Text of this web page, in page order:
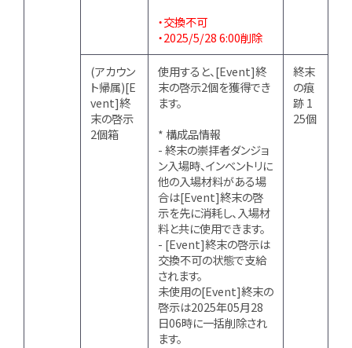
・交換不可
・2025/5/28 6:00削除
(アカウン
ト帰属)[E
vent]終
末の啓示
2個箱
使用すると、[Event]終
末の啓示2個を獲得でき
ます。
* 構成品情報
- 終末の崇拝者ダンジョ
ン入場時、インベントリに
他の入場材料がある場
合は[Event]終末の啓
示を先に消耗し、入場材
料と共に使用できます。
- [Event]終末の啓示は
交換不可の状態で支給
されます。
未使用の[Event]終末の
啓示は2025年05月28
日06時に一括削除され
ます。
終末
の痕
跡 1
25個